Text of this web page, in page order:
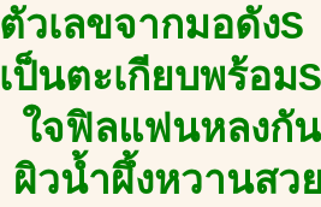
ตัวเลขจากมอดั
เป็นตะเกียบพร้อ
ใจฟิลแฟนหลง
ผิวน้ำผึ้งหวานสว